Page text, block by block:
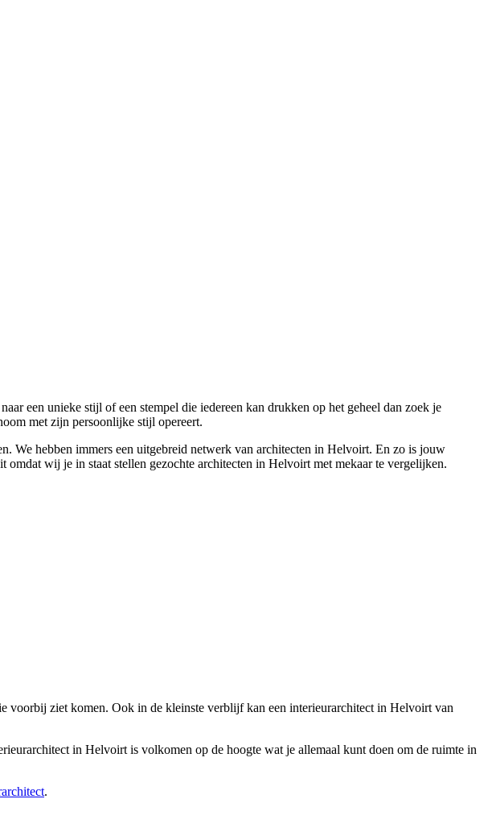
een unieke stijl of een stempel die iedereen kan drukken op het geheel dan zoek je
met zijn persoonlijke stijl opereert.
We hebben immers een uitgebreid netwerk van architecten in Helvoirt. En zo is jouw
wij je in staat stellen gezochte architecten in Helvoirt met mekaar te vergelijken.
voorbij ziet komen. Ook in de kleinste verblijf kan een interieurarchitect in Helvoirt van
in Helvoirt is volkomen op de hoogte wat je allemaal kunt doen om de ruimte in
.